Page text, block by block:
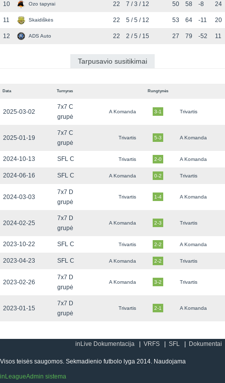
10 Ozo tapyrai 22 7 / 3 / 12 50 58 -8 24
11 Skaidiškės 22 5 / 5 / 12 53 64 -11 20
12 ADS Auto 22 2 / 5 / 15 27 79 -52 11
Tarpusavio susitikimai
Data Turnyras Rungtynės
2025-03-02
7x7 C
grupė
A Komanda 3-1 Trivartis
2025-01-19
7x7 C
grupė
Trivartis 5-3 A Komanda
2024-10-13 SFL C Trivartis 2-0 A Komanda
2024-06-16 SFL C A Komanda 0-2 Trivartis
2024-03-03
7x7 D
grupė
Trivartis 1-4 A Komanda
2024-02-25
7x7 D
grupė
A Komanda 2-3 Trivartis
2023-10-22 SFL C Trivartis 2-2 A Komanda
2023-04-23 SFL C A Komanda 2-2 Trivartis
2023-02-26
7x7 D
grupė
A Komanda 3-2 Trivartis
2023-01-15
7x7 D
grupė
Trivartis 2-1 A Komanda
inLive Dokumentacija VRFS SFL Dokumentai
Visos teisės saugomos. Sekmadienio futbolo lyga 2014. Naudojama
inLeagueAdmin sistema